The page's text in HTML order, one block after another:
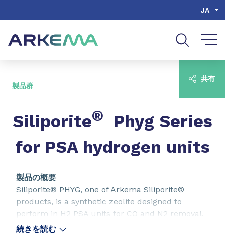
JA
製品群
​​​​​​​Siliporite® Phyg Series
for PSA hydrogen units
製品の概要
Siliporite® PHYG, one of Arkema Siliporite®
products, is a synthetic zeolite designed to
perform in H2 PSA units for CO and N2 removal.
続きを読む
共有